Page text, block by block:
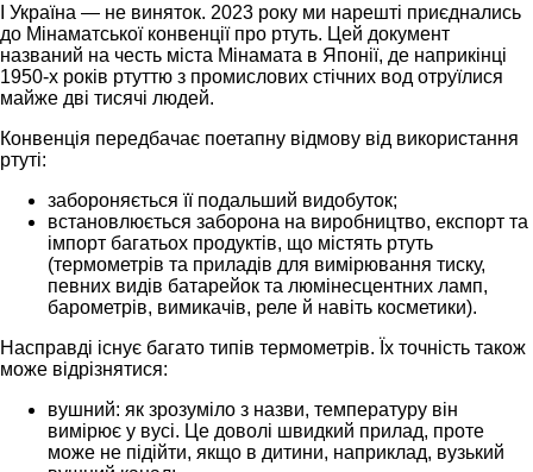
І Україна — не виняток. 2023 року ми нарешті приєднались
до Мінаматської конвенції про ртуть. Цей документ
названий на честь міста Мінамата в Японії, де наприкінці
1950-х років ртуттю з промислових стічних вод отруїлися
майже дві тисячі людей.
Конвенція передбачає поетапну відмову від використання
ртуті:
забороняється її подальший видобуток;
встановлюється заборона на виробництво, експорт та
імпорт багатьох продуктів, що містять ртуть
(термометрів та приладів для вимірювання тиску,
певних видів батарейок та люмінесцентних ламп,
барометрів, вимикачів, реле й навіть косметики).
Насправді існує багато типів термометрів. Їх точність також
може відрізнятися:
вушний: як зрозуміло з назви, температуру він
вимірює у вусі. Це доволі швидкий прилад, проте
може не підійти, якщо в дитини, наприклад, вузький